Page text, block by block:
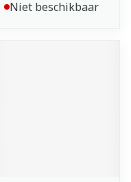
Niet beschikbaar